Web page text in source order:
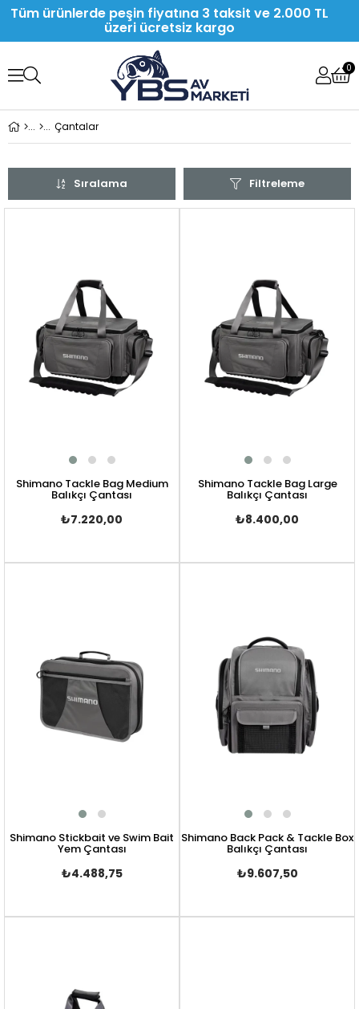
Tüm ürünlerde peşin fiyatına 3 taksit ve 2.000 TL
üzeri ücretsiz kargo
0
Çantalar
Filtreleme
Sıralama
Shimano Tackle Bag Medium
Balıkçı Çantası
₺7.220,00
Shimano Tackle Bag Large
Balıkçı Çantası
₺8.400,00
Shimano Stickbait ve Swim Bait
Yem Çantası
₺4.488,75
Shimano Back Pack & Tackle Box
Balıkçı Çantası
₺9.607,50